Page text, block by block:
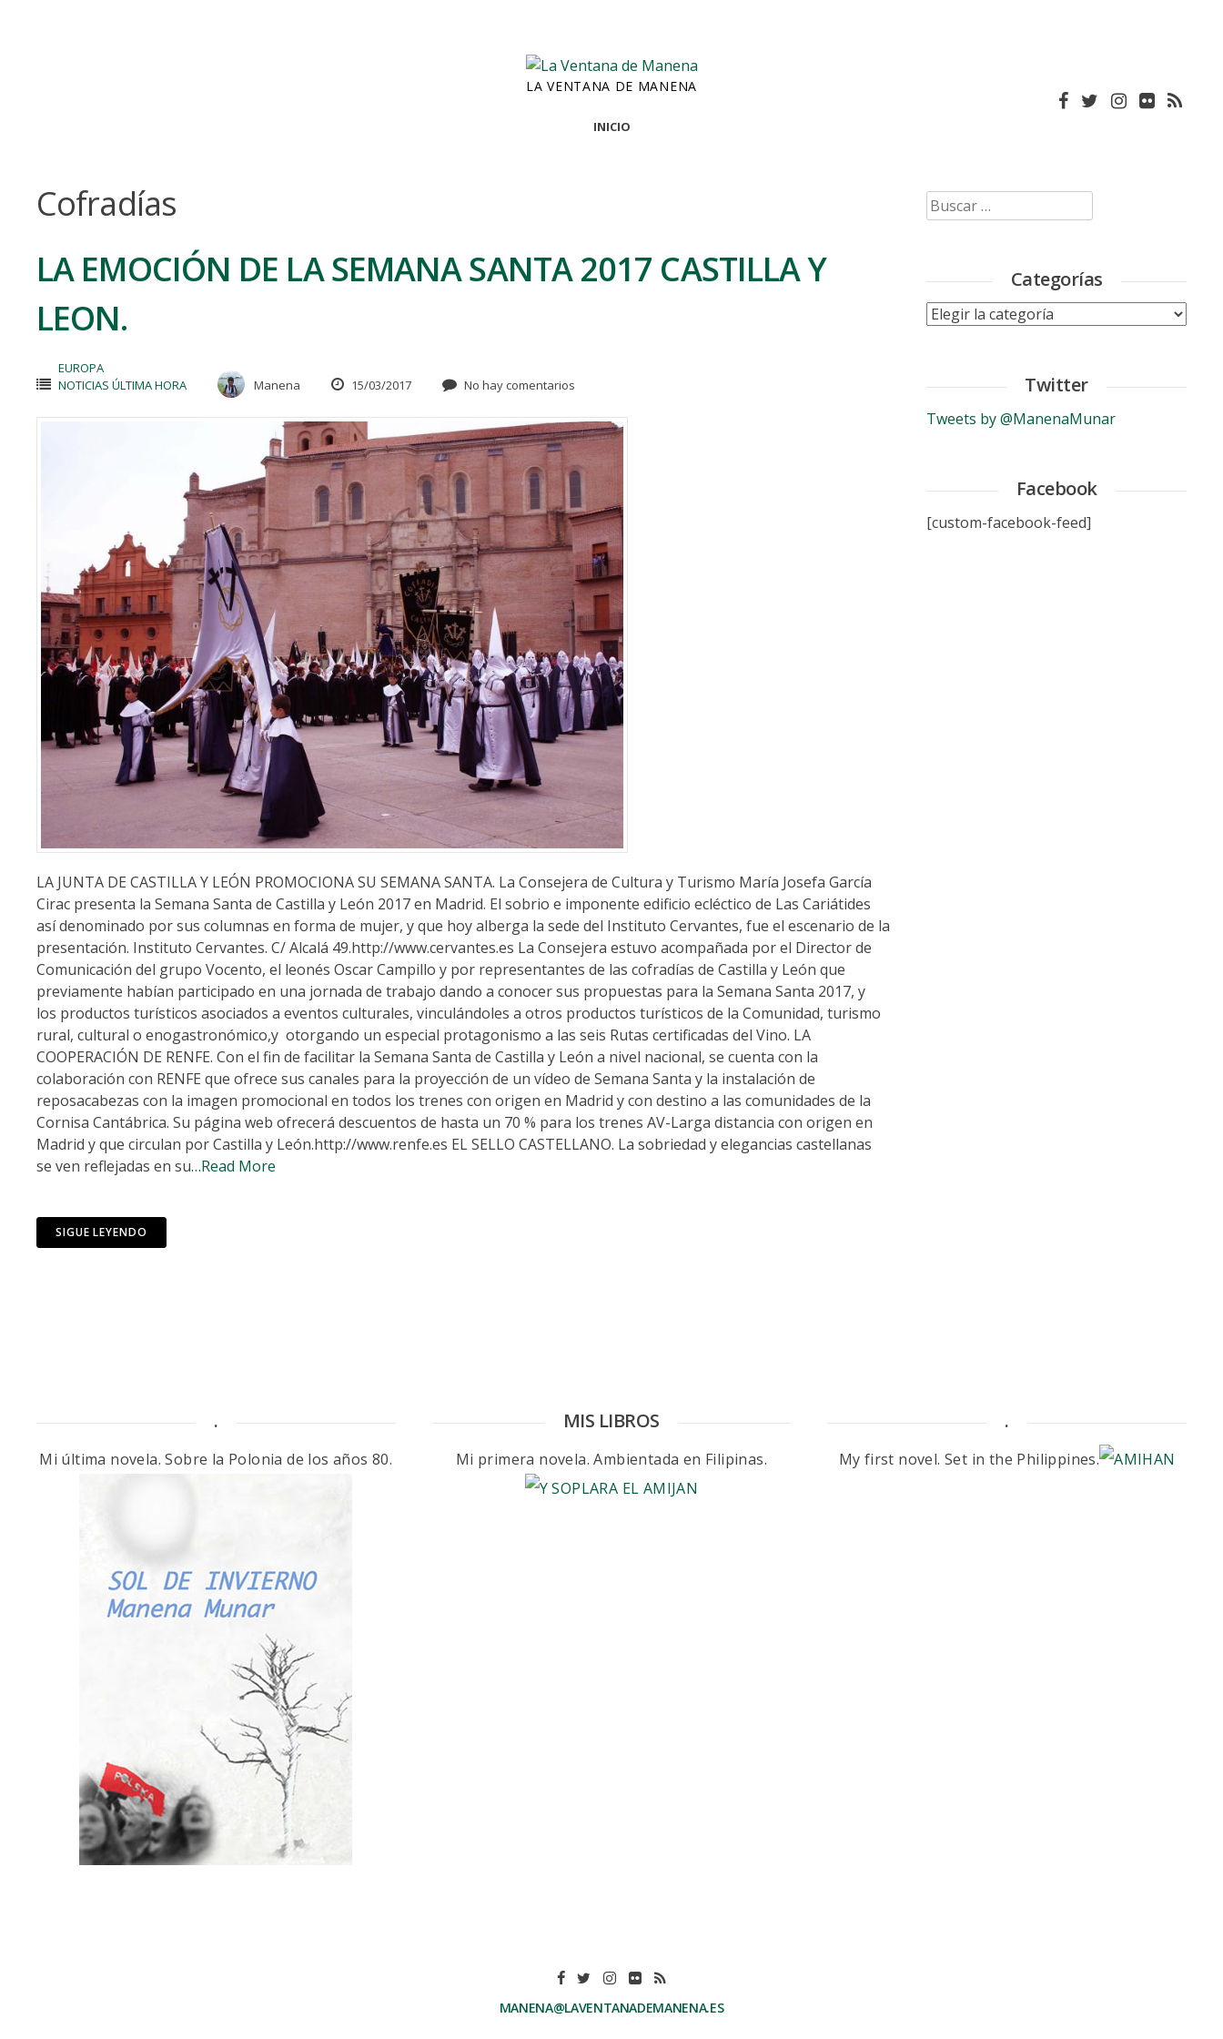
LA VENTANA DE MANENA
INICIO
Cofradías
LA EMOCIÓN DE LA SEMANA SANTA 2017 CASTILLA Y
LEON.
EUROPA
NOTICIAS ÚLTIMA HORA
Manena 15/03/2017 No hay comentarios
LA JUNTA DE CASTILLA Y LEÓN PROMOCIONA SU SEMANA SANTA. La Consejera de Cultura y Turismo María Josefa García
Cirac presenta la Semana Santa de Castilla y León 2017 en Madrid. El sobrio e imponente edificio ecléctico de Las Cariátides
así denominado por sus columnas en forma de mujer, y que hoy alberga la sede del Instituto Cervantes, fue el escenario de la
presentación. Instituto Cervantes. C/ Alcalá 49.http://www.cervantes.es La Consejera estuvo acompañada por el Director de
Comunicación del grupo Vocento, el leonés Oscar Campillo y por representantes de las cofradías de Castilla y León que
previamente habían participado en una jornada de trabajo dando a conocer sus propuestas para la Semana Santa 2017, y
los productos turísticos asociados a eventos culturales, vinculándoles a otros productos turísticos de la Comunidad, turismo
rural, cultural o enogastronómico,y otorgando un especial protagonismo a las seis Rutas certificadas del Vino. LA
COOPERACIÓN DE RENFE. Con el fin de facilitar la Semana Santa de Castilla y León a nivel nacional, se cuenta con la
colaboración con RENFE que ofrece sus canales para la proyección de un vídeo de Semana Santa y la instalación de
reposacabezas con la imagen promocional en todos los trenes con origen en Madrid y con destino a las comunidades de la
Cornisa Cantábrica. Su página web ofrecerá descuentos de hasta un 70 % para los trenes AV-Larga distancia con origen en
Madrid y que circulan por Castilla y León.http://www.renfe.es EL SELLO CASTELLANO. La sobriedad y elegancias castellanas
se ven reflejadas en su…Read More
SIGUE LEYENDO
Buscar:
Categorías
Categorías
Twitter
Tweets by @ManenaMunar
Facebook
[custom-facebook-feed]
.
Mi última novela. Sobre la Polonia de los años 80.
MIS LIBROS
Mi primera novela. Ambientada en Filipinas.
.
My first novel. Set in the Philippines.
MANENA@LAVENTANADEMANENA.ES